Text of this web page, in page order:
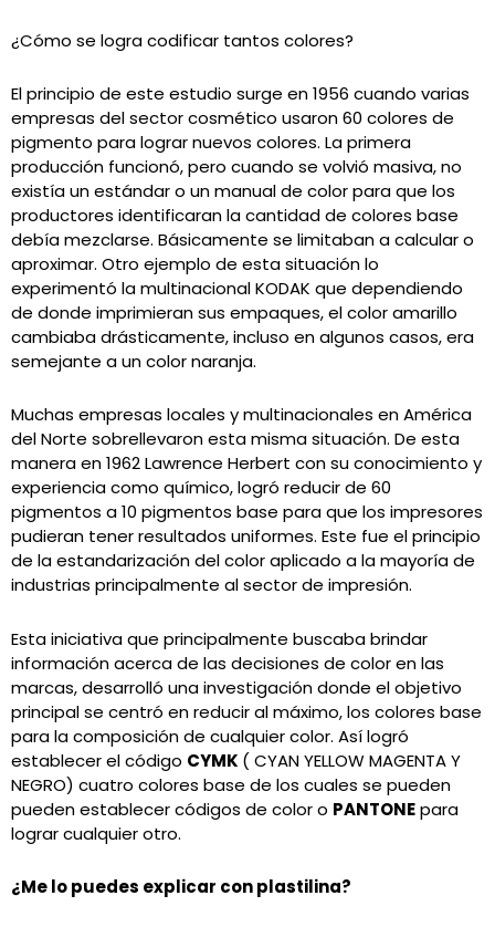
¿Cómo se logra codificar tantos colores?
El principio de este estudio surge en 1956 cuando varias
empresas del sector cosmético usaron 60 colores de
pigmento para lograr nuevos colores. La primera
producción funcionó, pero cuando se volvió masiva, no
existía un estándar o un manual de color para que los
productores identificaran la cantidad de colores base
debía mezclarse. Básicamente se limitaban a calcular o
aproximar. Otro ejemplo de esta situación lo
experimentó la multinacional KODAK que dependiendo
de donde imprimieran sus empaques, el color amarillo
cambiaba drásticamente, incluso en algunos casos, era
semejante a un color naranja.
Muchas empresas locales y multinacionales en América
del Norte sobrellevaron esta misma situación. De esta
manera en 1962 Lawrence Herbert con su conocimiento y
experiencia como químico, logró reducir de 60
pigmentos a 10 pigmentos base para que los impresores
pudieran tener resultados uniformes. Este fue el principio
de la estandarización del color aplicado a la mayoría de
industrias principalmente al sector de impresión.
Esta iniciativa que principalmente buscaba brindar
información acerca de las decisiones de color en las
marcas, desarrolló una investigación donde el objetivo
principal se centró en reducir al máximo, los colores base
para la composición de cualquier color. Así logró
establecer el código CYMK ( CYAN YELLOW MAGENTA Y
NEGRO) cuatro colores base de los cuales se pueden
pueden establecer códigos de color o PANTONEpara
lograr cualquier otro.
¿Me lo puedes explicar con plastilina?